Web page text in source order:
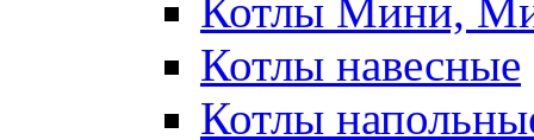
Котлы Мини,
Котлы навесные
Котлы